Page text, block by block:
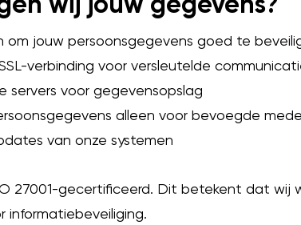
wij jouw gegevens?
om jouw persoonsgegevens goed te
verbinding voor versleutelde
servers voor gegevensopslag
alleen voor bevoegde
van onze systemen
27001-gecertificeerd. Dit betekent dat wij
informatiebeveiliging.